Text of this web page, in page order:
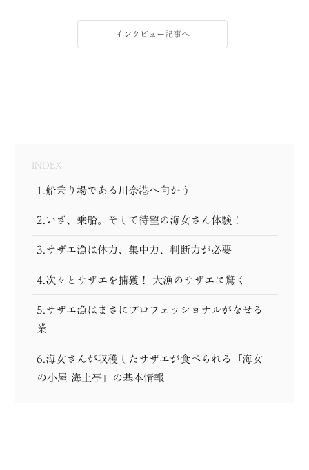
インタビュー記事へ
INDEX
1.船乗り場である川奈港へ向かう
2.いざ、乗船。そして待望の海女さん体験！
3.サザエ漁は体力、集中力、判断力が必要
4.次々とサザエを捕獲！ 大漁のサザエに驚く
5.サザエ漁はまさにプロフェッショナルがなせる
業
6.海女さんが収穫したサザエが食べられる「海女
の小屋 海上亭」の基本情報